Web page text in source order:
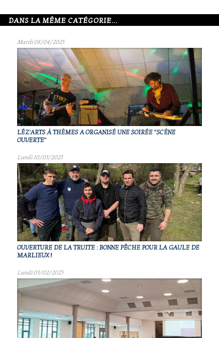
DANS LA MÊME CATÉGORIE...
Mardi 08/04/2025
LÉZ'ARTS À THÈMES A ORGANISÉ UNE SOIRÉE "SCÈNE
OUVERTE"
Lundi 10/03/2025
OUVERTURE DE LA TRUITE : BONNE PÊCHE POUR LA GAULE DE
MARLIEUX !
Lundi 03/02/2025